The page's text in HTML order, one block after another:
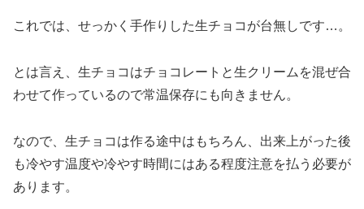
これでは、せっかく手作りした生チョコが台無しです…。
とは言え、生チョコはチョコレートと生クリームを混ぜ合
わせて作っているので常温保存にも向きません。
なので、生チョコは作る途中はもちろん、出来上がった後
も冷やす温度や冷やす時間にはある程度注意を払う必要が
あります。